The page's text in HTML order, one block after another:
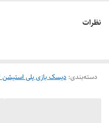
نظرات
دسته‌بندی: دیسک بازی پلی استیشن 4